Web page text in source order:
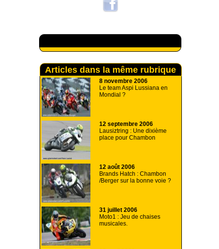
Articles dans la même rubrique
8 novembre 2006
Le team Aspi Lussiana en
Mondial ?
12 septembre 2006
Lausiztring : Une dixième
place pour Chambon
12 août 2006
Brands Hatch : Chambon
/Berger sur la bonne voie ?
31 juillet 2006
Moto1 : Jeu de chaises
musicales.